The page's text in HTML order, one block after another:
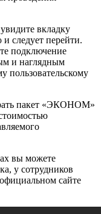
вкладку
следует перейти.
подключение
и наглядным
пользовательскому
пакет «ЭКОНОМ»
вы можете
у сотрудников
сайте